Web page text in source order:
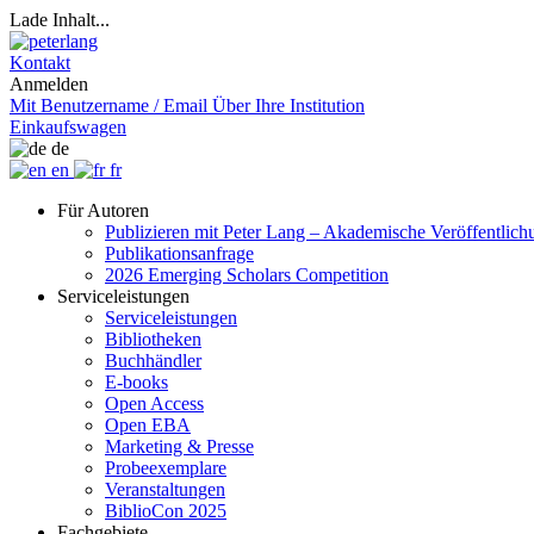
Lade Inhalt...
Kontakt
Anmelden
Mit Benutzername / Email Über Ihre Institution
Einkaufswagen
de
en
fr
Für Autoren
Publizieren mit Peter Lang – Akademische
Publikationsanfrage
2026 Emerging Scholars Competition
Serviceleistungen
Serviceleistungen
Bibliotheken
Buchhändler
E-books
Open Access
Open EBA
Marketing & Presse
Probeexemplare
Veranstaltungen
BiblioCon 2025